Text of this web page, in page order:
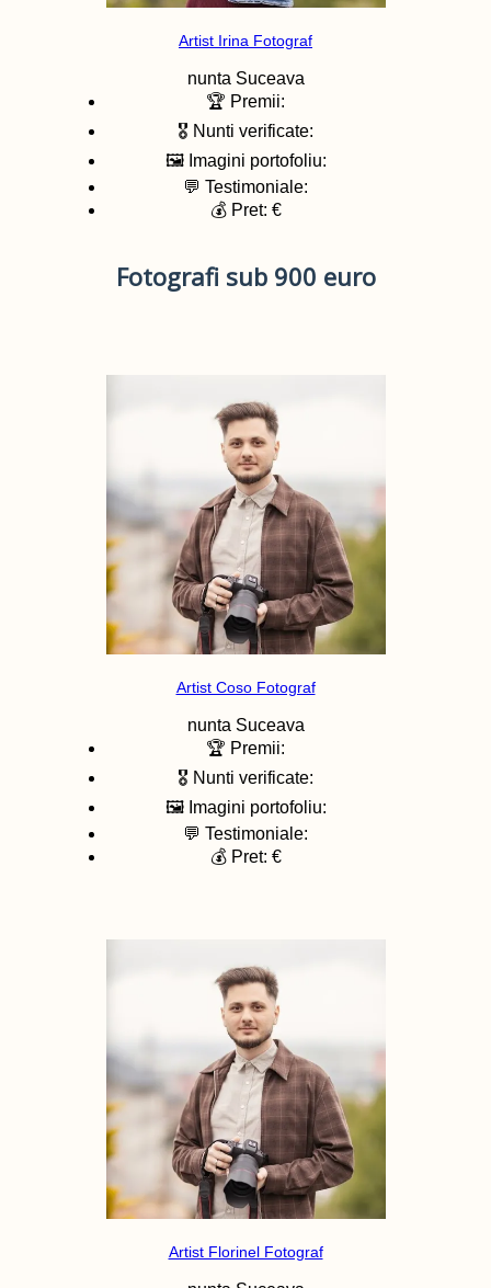
Artist Irina Fotograf
nunta Suceava
🏆 Premii:
🎖️ Nunti verificate:
🖼️ Imagini portofoliu:
💬 Testimoniale:
💰 Pret: €
Fotografi sub 900 euro
Artist Coso Fotograf
nunta Suceava
🏆 Premii:
🎖️ Nunti verificate:
🖼️ Imagini portofoliu:
💬 Testimoniale:
💰 Pret: €
Artist Florinel Fotograf